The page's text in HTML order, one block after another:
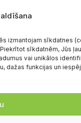
izmantojam sīkdatnes
sīkdatnēm, Jūs
vai unikālos
dažas funkcijas un